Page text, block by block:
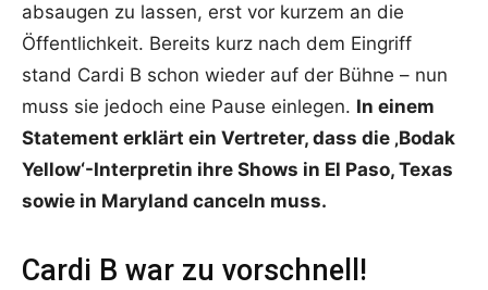
absaugen zu lassen, erst vor kurzem an die
Öffentlichkeit. Bereits kurz nach dem Eingriff
stand Cardi B schon wieder auf der Bühne – nun
muss sie jedoch eine Pause einlegen. In einem
Statement erklärt ein Vertreter, dass die ‚Bodak
Yellow‘-Interpretin ihre Shows in El Paso, Texas
sowie in Maryland canceln muss.
Cardi B war zu vorschnell!